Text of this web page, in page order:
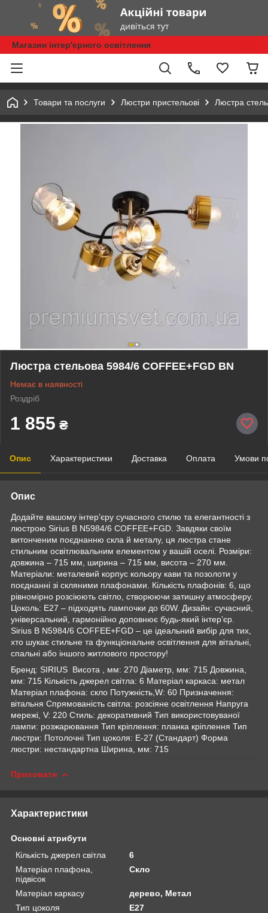
Магазин інтер'єрного освітлення
Товари та послуги Люстри пристельові Люстра
Люстра стельова 5984/6 COFFEE+FGD BN
Немає в наявності
Роздріб
1 855 ₴
Опис Характеристики Доставка Оплата Умови
Опис
Додайте вашому інтер’єру сучасного стилю та елегантності з
люстрою Sirius B N5984/6 COFFEE+FGD. Завдяки своїм
витонченим поєднанню скла й металу, ця люстра стане
стильним освітлювальним елементом у вашій оселі. Розміри:
довжина – 715 мм, ширина – 715 мм, висота – 270 мм.
Матеріали: металевий корпус кольору кави та позолоти у
поєднанні зі скляними плафонами. Кількість плафонів: 6, що
рівномірно розсіюють світло, створюючи затишну атмосферу.
Цоколь: E27 – підходять лампочки до 60W. Дизайн: сучасний,
універсальний, гармонійно доповнює будь-який інтер’єр.
Sirius B N5984/6 COFFEE+FGD – це ідеальний вибір для тих,
хто шукає стильне та функціональне освітлення для вітальні,
спальні або іншого житлового простору!
Бренд: SIRIUS Висота , мм: 270 Діаметр, мм: 715 Довжина,
мм: 715 Кількість джерел світла: 6 Матеріал каркаса: метал
Матеріал плафона: скло Потужність,W: 60 Призначення:
вітальня Спрямованість світла: розсіяне освітлення Напруга
мережі, V: 220 Стиль: декоративний Тип використовуваної
лампи: розжарювання Тип кріплення: планка кріплення Тип
люстри: Потолочні Тип цоколя: E-27 (Стандарт) Форма
люстри: нестандартна Ширина, мм: 715
Приховати
Характеристики
Основні атрибути
Кількість джерел світла
6
Матеріал плафона,
підвісок
Скло
Матеріал каркасу
дерево, Метал
Тип цоколя
E27